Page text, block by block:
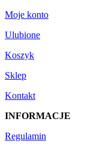
Moje konto
Ulubione
Koszyk
Sklep
Kontakt
INFORMACJE
Regulamin